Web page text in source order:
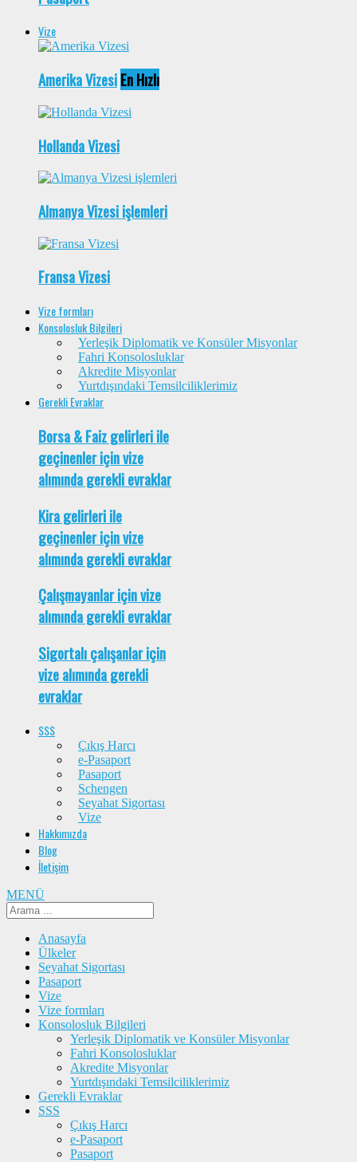
Vize
Amerika VizesiEn Hızlı
Hollanda Vizesi
Almanya Vizesi işlemleri
Fransa Vizesi
Vize formları
Konsolosluk Bilgileri
Yerleşik Diplomatik ve Konsüler Misyonlar
Fahri Konsolosluklar
Akredite Misyonlar
Yurtdışındaki Temsilciliklerimiz
Gerekli Evraklar
Borsa & Faiz gelirleri ile
geçinenler için vize
alımında gerekli evraklar
Kira gelirleri ile
geçinenler için vize
alımında gerekli evraklar
Çalışmayanlar için vize
alımında gerekli evraklar
Sigortalı çalışanlar için
vize alımında gerekli
evraklar
SSS
Çıkış Harcı
e-Pasaport
Pasaport
Schengen
Seyahat Sigortası
Vize
Hakkımızda
Blog
İletişim
MENÜ
Anasayfa
Ülkeler
Seyahat Sigortası
Pasaport
Vize
Vize formları
Konsolosluk Bilgileri
Yerleşik Diplomatik ve Konsüler Misyonlar
Fahri Konsolosluklar
Akredite Misyonlar
Yurtdışındaki Temsilciliklerimiz
Gerekli Evraklar
SSS
Çıkış Harcı
e-Pasaport
Pasaport